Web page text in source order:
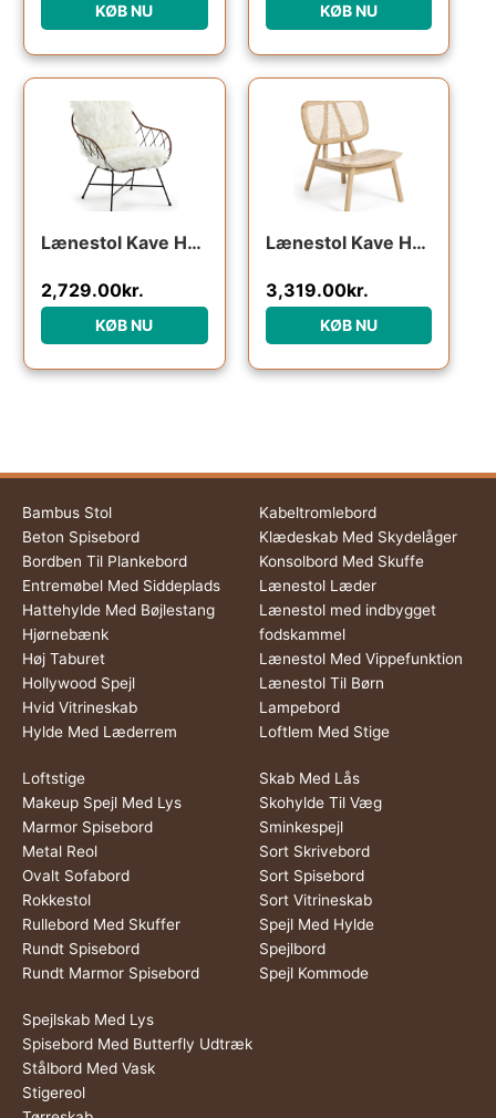
KØB NU KØB NU
Lænestol Kave Home Claren hvid/natur metal med rattan og aftageligt hvidt betræk vintage kolonial stil
2,729.00kr.
KØB NU
Lænestol Kave Home Nadra natur teaktræ og rattan håndlavet rustik kolonialstil
3,319.00kr.
KØB NU
Bambus Stol
Beton Spisebord
Bordben Til Plankebord
Entremøbel Med Siddeplads
Hattehylde Med Bøjlestang
Hjørnebænk
Høj Taburet
Hollywood Spejl
Hvid Vitrineskab
Hylde Med Læderrem
Kabeltromlebord
Klædeskab Med Skydelåger
Konsolbord Med Skuffe
Lænestol Læder
Lænestol med indbygget
fodskammel
Lænestol Med Vippefunktion
Lænestol Til Børn
Lampebord
Loftlem Med Stige
Loftstige
Makeup Spejl Med Lys
Marmor Spisebord
Metal Reol
Ovalt Sofabord
Rokkestol
Rullebord Med Skuffer
Rundt Spisebord
Rundt Marmor Spisebord
Skab Med Lås
Skohylde Til Væg
Sminkespejl
Sort Skrivebord
Sort Spisebord
Sort Vitrineskab
Spejl Med Hylde
Spejlbord
Spejl Kommode
Spejlskab Med Lys
Spisebord Med Butterfly Udtræk
Stålbord Med Vask
Stigereol